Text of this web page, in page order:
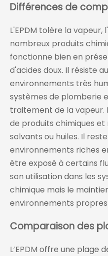
Différences de
L'EPDM tolère la vapeur,
nombreux produits
fonctionne bien en
d'acides doux. Il résiste
environnements très
systèmes de plomberie
traitement de la vapeur.
de produits chimiques
solvants ou huiles. Il
environnements riches
être exposé à certains
son utilisation dans les
chimique mais le
environnements
Comparaison des
L’EPDM offre une plage